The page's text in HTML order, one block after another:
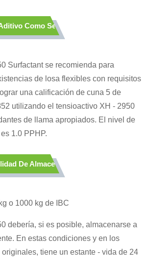
Como Se Suministra)
Surfactant se recomienda para
de losa flexibles con requisitos
una calificación de cuna 5 de
utilizando el tensioactivo XH - 2950
de llama apropiados. El nivel de
1.0 PPHP.
De Almacenamiento
o 1000 kg de IBC
debería, si es posible, almacenarse a
En estas condiciones y en los
tiene un estante - vida de 24